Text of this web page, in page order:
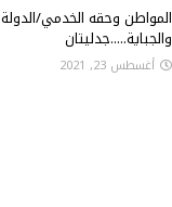
المواطن وحقه الخدمي/الدولة
والجباية.....جدليتان
أغسطس 23, 2021